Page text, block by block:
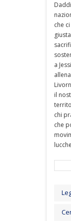
che
a
il
chi
che